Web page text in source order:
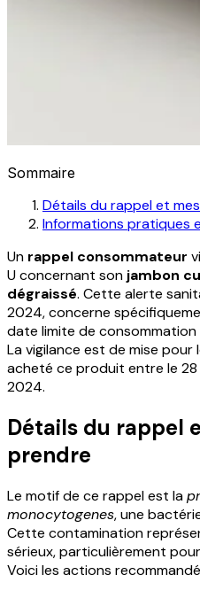
Sommaire
Détails du rappel et
Informations pratiques
Un rappel consommateur
U concernant son jambon
dégraissé. Cette alerte
2024, concerne
date limite de consommation
La vigilance est de mise
acheté ce produit entre le
2024.
Détails du rappel
prendre
Le motif de ce rappel est la
monocytogenes, une
Cette contamination
sérieux, particulièrement
Voici les actions